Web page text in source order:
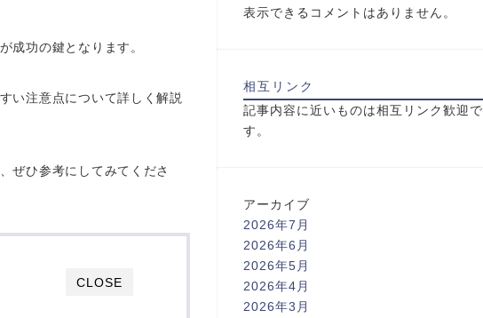
成功の鍵となります。
い注意点について詳しく解説
ぜひ参考にしてみてくださ
CLOSE
表示できるコメントはありません。
相互リンク
記事内容に近いものは相互リンク歓迎で
す。
アーカイブ
2026年7月
2026年6月
2026年5月
2026年4月
2026年3月